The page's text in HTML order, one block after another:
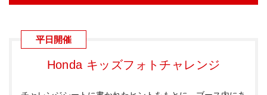
平日開催
Honda キッズフォトチャレンジ